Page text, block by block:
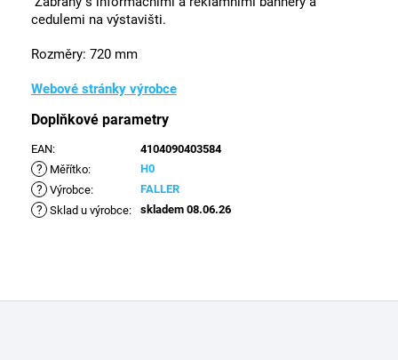
cedulemi na výstavišti.
Rozměry: 720 mm
Webové stránky výrobce
Doplňkové parametry
EAN: 4104090403584
? Měřítko: H0
? Výrobce: FALLER
? Sklad u výrobce: skladem 08.06.26